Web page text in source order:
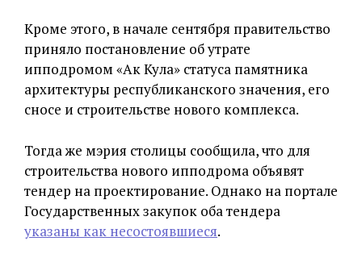
Кроме этого, в начале сентября правительство
приняло постановление об утрате
ипподромом «Ак Кула» статуса памятника
архитектуры республиканского значения, его
сносе и строительстве нового комплекса.
Тогда же мэрия столицы сообщила, что для
строительства нового ипподрома объявят
тендер на проектирование. Однако на портале
Государственных закупок оба тендера
указаны как несостоявшиеся.